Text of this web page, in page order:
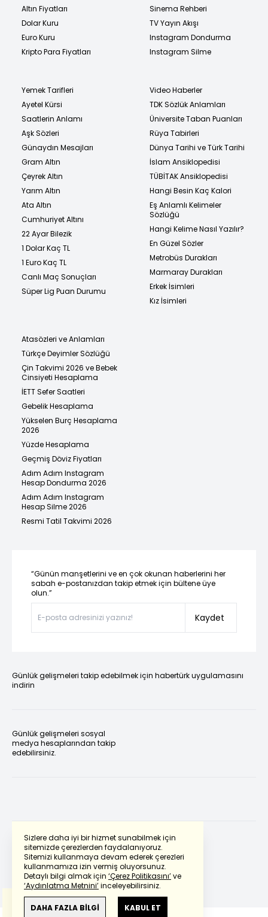
Sizlere daha iyi bir hizmet sunabilmek için
sitemizde çerezlerden faydalanıyoruz.
Sitemizi kullanmaya devam ederek çerezleri
kullanmamıza izin vermiş oluyorsunuz.
Detaylı bilgi almak için ‘Çerez Politikasını’ve
‘Aydınlatma Metnini’inceleyebilirsiniz.
DAHA FAZLA BİLGİ KABUL ET
Altın Fiyatları
Dolar Kuru
Euro Kuru
Kripto Para Fiyatları
Sinema Rehberi
TV Yayın Akışı
Instagram Dondurma
Instagram Silme
Yemek Tarifleri
Ayetel Kürsi
Saatlerin Anlamı
Aşk Sözleri
Günaydın Mesajları
Gram Altın
Çeyrek Altın
Yarım Altın
Ata Altın
Cumhuriyet Altını
22 Ayar Bilezik
1 Dolar Kaç TL
1 Euro Kaç TL
Canlı Maç Sonuçları
Süper Lig Puan Durumu
Video Haberler
TDK Sözlük Anlamları
Üniversite Taban Puanları
Rüya Tabirleri
Dünya Tarihi ve Türk Tarihi
İslam Ansiklopedisi
TÜBİTAK Ansiklopedisi
Hangi Besin Kaç Kalori
Eş Anlamlı Kelimeler
Sözlüğü
Hangi Kelime Nasıl Yazılır?
En Güzel Sözler
Metrobüs Durakları
Marmaray Durakları
Erkek İsimleri
Kız İsimleri
Atasözleri ve Anlamları
Türkçe Deyimler Sözlüğü
Çin Takvimi 2026 ve Bebek
Cinsiyeti Hesaplama
İETT Sefer Saatleri
Gebelik Hesaplama
Yükselen Burç Hesaplama
2026
Yüzde Hesaplama
Geçmiş Döviz Fiyatları
Adım Adım Instagram
Hesap Dondurma 2026
Adım Adım Instagram
Hesap Silme 2026
Resmi Tatil Takvimi 2026
“Günün manşetlerini ve en çok okunan haberlerini her
sabah e-postanızdan takip etmek için bültene üye
olun.”
Kaydet
Günlük gelişmeleri takip edebilmek için habertürk uygulamasını
indirin
Günlük gelişmeleri sosyal
medya hesaplarından takip
edebilirsiniz.
Powered by Translate
Bu çevirideGoogle Transletekullanılmıştır.
Anlam ve çeviri hatalarından
haberturk.com